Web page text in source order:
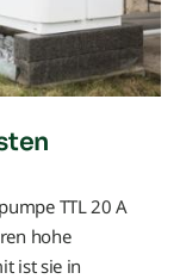
TTL 20 A
hohe
ist sie in